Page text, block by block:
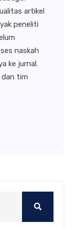
artikel
peneliti
naskah
ke jurnal.
dan tim